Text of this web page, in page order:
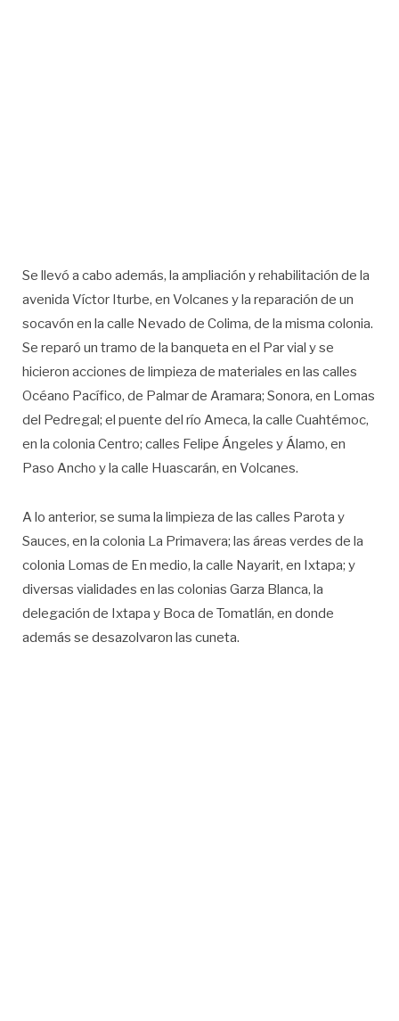
Se llevó a cabo además, la ampliación y rehabilitación de la
avenida Víctor Iturbe, en Volcanes y la reparación de un
socavón en la calle Nevado de Colima, de la misma colonia.
Se reparó un tramo de la banqueta en el Par vial y se
hicieron acciones de limpieza de materiales en las calles
Océano Pacífico, de Palmar de Aramara; Sonora, en Lomas
del Pedregal; el puente del río Ameca, la calle Cuahtémoc,
en la colonia Centro; calles Felipe Ángeles y Álamo, en
Paso Ancho y la calle Huascarán, en Volcanes.
A lo anterior, se suma la limpieza de las calles Parota y
Sauces, en la colonia La Primavera; las áreas verdes de la
colonia Lomas de En medio, la calle Nayarit, en Ixtapa; y
diversas vialidades en las colonias Garza Blanca, la
delegación de Ixtapa y Boca de Tomatlán, en donde
además se desazolvaron las cuneta.